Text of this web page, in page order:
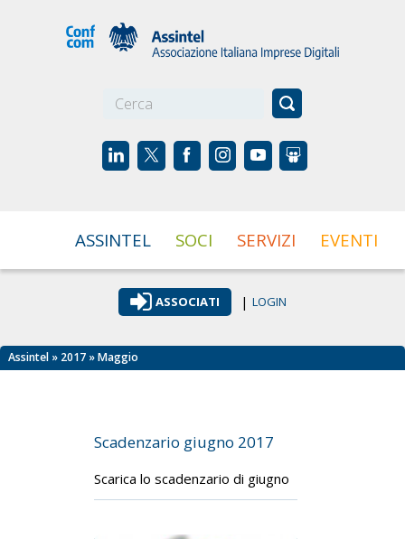
ASSINTEL SOCI SERVIZI EVENTI
ASSOCIATI | LOGIN
Assintel » 2017 » Maggio
Scadenzario giugno 2017
Scarica lo scadenzario di giugno